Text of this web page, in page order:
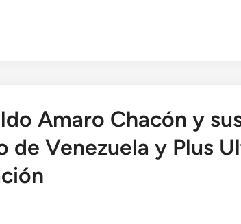
Amaro Chacón y
de Venezuela y Plus